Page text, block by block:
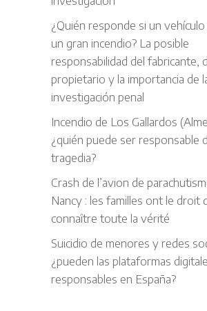
¿Quién responde si un
un gran incendio? La posible
responsabilidad del fabricante,
propietario y la importancia de
investigación penal
Incendio de Los Gallardos
¿quién puede ser responsable
tragedia?
Crash de l’avion de
Nancy : les familles ont le droit
connaître toute la vérité
Suicidio de menores y redes
¿pueden las plataformas
responsables en España?